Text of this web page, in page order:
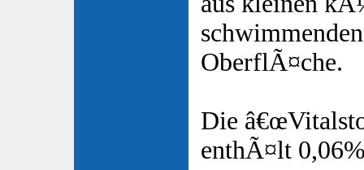
OberflÃ¤che.
Die
enthÃ¤lt